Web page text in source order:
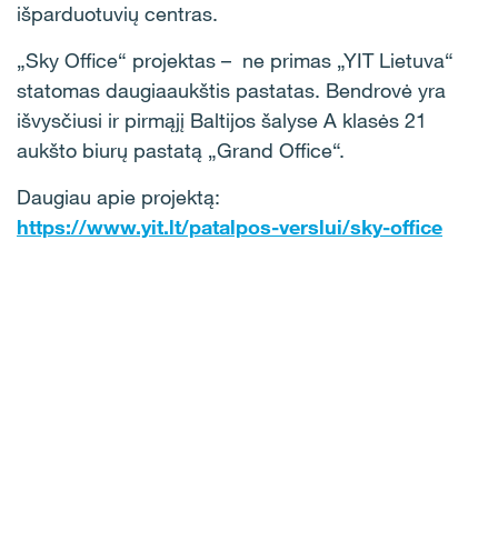
išparduotuvių centras.
„Sky Office“ projektas – ne primas „YIT Lietuva“
statomas daugiaaukštis pastatas. Bendrovė yra
išvysčiusi ir pirmąjį Baltijos šalyse A klasės 21
aukšto biurų pastatą „Grand Office“.
Daugiau apie projektą:
https://www.yit.lt/patalpos-verslui/sky-office